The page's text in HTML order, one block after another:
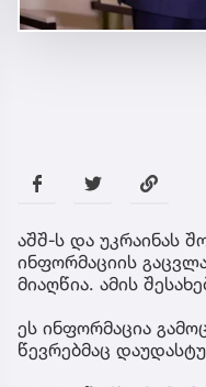
აშშ-ს და უკრაინას
ინფორმაციის
მიაღწია. ამის
ეს ინფორმაცია
წევრებმაც